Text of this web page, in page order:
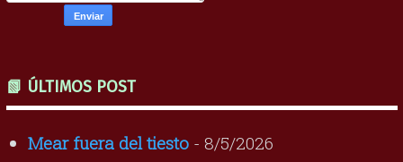
📗 ÚLTIMOS POST
Mear fuera del tiesto- 8/5/2026